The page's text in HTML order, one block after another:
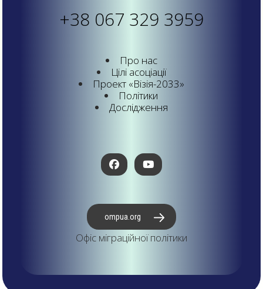
+38 067 329 3959
Про нас
Цілі асоціації
Проект «Візія-2033»
Політики
Дослідження
ompua.org
Офіс міграційної політики